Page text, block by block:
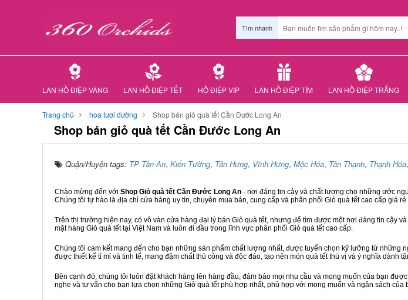
Tìm nhanh
LAN HỒ ĐIỆP VÀNG LAN HỒ ĐIỆP TẾT HỒ ĐIỆP VIP LAN HỒ ĐIỆP TÍM LAN HỒ ĐIỆP TRẮNG
Trang chủ hoa tươi đường Shop bán giỏ quà tết Cần Đước Long An
Shop bán giỏ quà tết Cần Đước Long An
Quận/Huyện tags: TP Tân An, Kiến Tường, Tân Hưng, Vĩnh Hưng, Mộc Hóa, Tân Thạnh, Thạnh Hóa,
Chào mừng đến với Shop Giỏ quà tết Cần Đước Long An - nơi đáng tin cậy và chất lượng cho những ước
Chúng tôi tự hào là địa chỉ cửa hàng uy tín, chuyên mua bán, cung cấp và phân phối Giỏ quà tết cao cấp giá rẻ
Trên thị trường hiện nay, có vô vàn cửa hàng đại lý bán Giỏ quà tết, nhưng để tìm được một nơi đáng tin cậy
mặt hàng Giỏ quà tết tại Việt Nam và luôn đi đầu trong lĩnh vực phân phối Giỏ quà tết cao cấp.
Chúng tôi cam kết mang đến cho bạn những sản phẩm chất lượng nhất, được tuyển chọn kỹ lưỡng từ những
được thiết kế tỉ mỉ và tinh tế, mang đậm chất thủ công và độc đáo, tạo nên món quà tết thú vị và ý nghĩa dành
Bên cạnh đó, chúng tôi luôn đặt khách hàng lên hàng đầu, đảm bảo mọi nhu cầu và mong muốn của bạn
nghe và tư vấn cho bạn lựa chọn những Giỏ quà tết phù hợp nhất, phù hợp với mong muốn và ngân sách của